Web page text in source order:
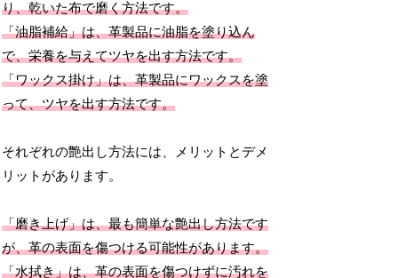
り、乾いた布で磨く方法です。
「油脂補給」は、革製品に油脂を塗り込ん
で、栄養を与えてツヤを出す方法です。
「ワックス掛け」は、革製品にワックスを塗
って、ツヤを出す方法です。
それぞれの艶出し方法には、メリットとデメ
リットがあります。
「磨き上げ」は、最も簡単な艶出し方法です
が、革の表面を傷つける可能性があります。
「水拭き」は、革の表面を傷つけずに汚れを